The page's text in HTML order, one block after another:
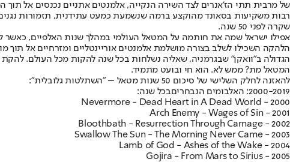
של מרבית תתי הז'אנרים לצד השירה הנקייה, אלמנטים אתניים נכנסים אל
רבות משקיעות בסאונד מהוקצע ברמה שנשמעת כמעט עתידנית, תזמורות
שקרה לפני 50 שנה.
המטאל מת? ממש לא. הוא חי ובועט מתמיד.
להאזנה לחלק השלישי של סיכום 50 שנות מטאל – "השתלטות גלובלית":
2000-2019: האלבומים הנבחרים
בכל שנה:
2000 - Nevermore - Dead Heart in A Dead World
2001 - Arch Enemy - Wages of Sin
2002 - Bloothbath - Resurrection Through Carnage
2003 - Swallow The Sun - The Morning Never Came
2004 - Lamb of God - Ashes of the Wake
2005 - Gojira - From Mars to Sirius